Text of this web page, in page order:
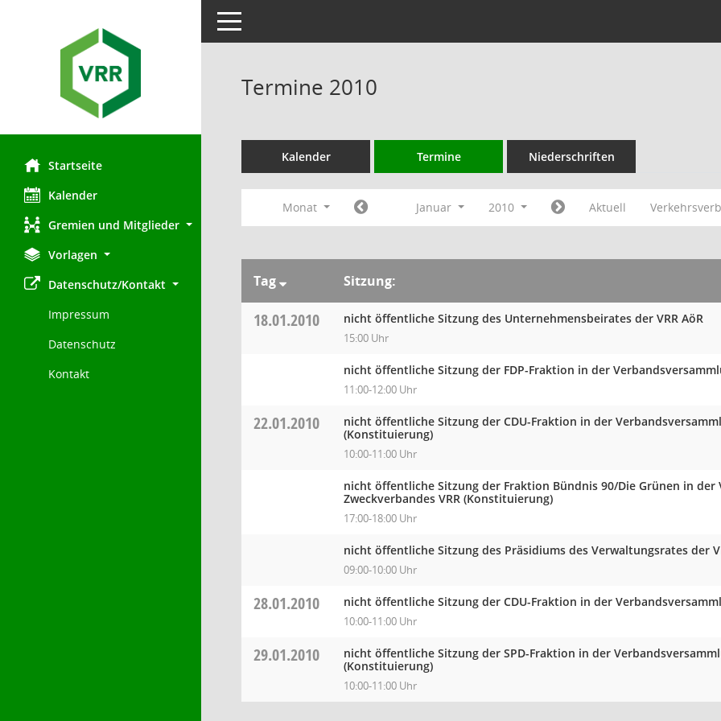
Startseite
Kalender
Gremien und Mitglieder
Vorlagen
Datenschutz/Kontakt
Impressum
Datenschutz
Kontakt
Toggle navigation
Termine 2010
Kalender Termine Niederschriften
Monat Januar 2010 Aktuell
Tag Sitzung:
18.01.2010 nicht öffentliche Sitzung des Unternehmensbeirates der VRR AöR
15:00 Uhr
nicht öffentliche Sitzung der FDP-Fraktion in der
11:00-12:00 Uhr
22.01.2010
nicht öffentliche Sitzung der CDU-Fraktion in der
(Konstituierung)
10:00-11:00 Uhr
nicht öffentliche Sitzung der Fraktion Bündnis 90/Die Grünen in der
Zweckverbandes VRR (Konstituierung)
17:00-18:00 Uhr
nicht öffentliche Sitzung des Präsidiums des Verwaltungsrates der
09:00-10:00 Uhr
28.01.2010 nicht öffentliche Sitzung der CDU-Fraktion in der
10:00-11:00 Uhr
29.01.2010
nicht öffentliche Sitzung der SPD-Fraktion in der
(Konstituierung)
10:00-11:00 Uhr